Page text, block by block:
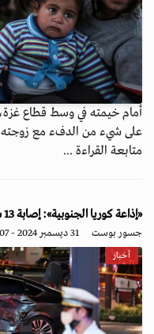
أمام خيمته في وسط قطاع
على شيء من الدفء مع زوجته
متابعة القراءة ...
«إذاعة كوريا الجنوبية»: إصابة 13 شخصاً في حادث دهس بينهم 4 بحالة حرجة
جسور بوست 31 ديسمبر 2024 - 17:07
أخبار